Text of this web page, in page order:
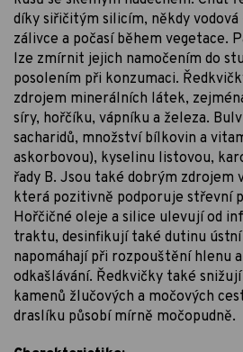
díky siřičitým silicím, někdy vodová
zálivce a počasí během vegetace.
lze zmírnit jejich namočením do
posolením při konzumaci.
zdrojem minerálních látek,
síry, hořčíku, vápníku a železa.
sacharidů, množství bílkovin a
askorbovou), kyselinu listovou,
řady B. Jsou také dobrým zdrojem
která pozitivně podporuje střevní
Hořčičné oleje a silice ulevují od
traktu, desinfikují také dutinu ústní
napomáhají při rozpouštění hlenu
odkašlávání. Ředkvičky také
kamenů žlučových a močových
draslíku působí mírně močopudně.